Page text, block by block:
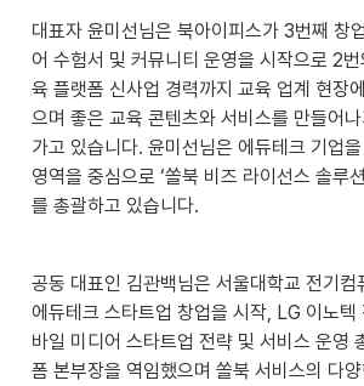
대표자 윤미선님은 북아이피스가 3번째 창
어 수험서 및 커뮤니티 운영을 시작으로 2
육 플랫폼 신사업 경력까지 교육 업계 현장
으며 좋은 교육 콘텐츠와 서비스를 만들어
가고 있습니다. 윤미선님은 에듀테크 기업
영역을 중심으로 ‘쏠북 비즈 라이선스 솔루
를 총괄하고 있습니다.
공동 대표인 김관백님은 서울대학교 전기컴
에듀테크 스타트업 창업을 시작, LG 이노텍
바일 미디어 스타트업 전략 및 서비스 운영
폼 본부장을 역임했으며 쏠북 서비스의 다